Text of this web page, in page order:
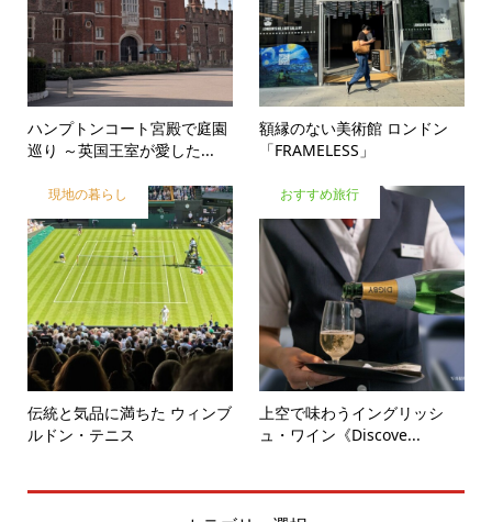
ハンプトンコート宮殿で庭園
巡り ～英国王室が愛した...
額縁のない美術館 ロンドン
「FRAMELESS」
現地の暮らし
伝統と気品に満ちた ウィンブ
ルドン・テニス
おすすめ旅行
上空で味わうイングリッシ
ュ・ワイン《Discove...